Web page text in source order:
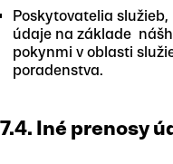
Poskytovatelia
údaje na základe
pokynmi v oblasti
poradenstva.
7.4. Iné prenosy